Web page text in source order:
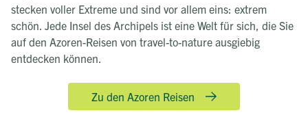
stecken voller Extreme und sind vor allem eins: extrem
schön. Jede Insel des Archipels ist eine Welt für sich, die Sie
auf den Azoren-Reisen von travel-to-nature ausgiebig
entdecken können.
Zu den Azoren Reisen